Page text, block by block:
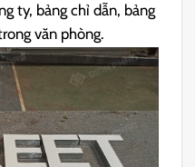
ty, bảng chỉ dẫn, bảng
văn phòng.